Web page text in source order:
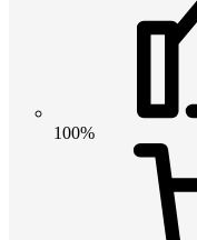
100%